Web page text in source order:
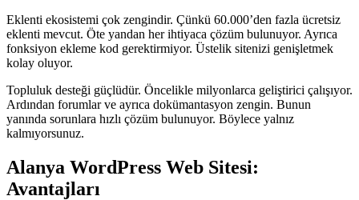
Eklenti ekosistemi çok zengindir. Çünkü 60.000’den fazla ücretsiz
eklenti mevcut. Öte yandan her ihtiyaca çözüm bulunuyor. Ayrıca
fonksiyon ekleme kod gerektirmiyor. Üstelik sitenizi genişletmek
kolay oluyor.
Topluluk desteği güçlüdür. Öncelikle milyonlarca geliştirici çalışıyor.
Ardından forumlar ve ayrıca dokümantasyon zengin. Bunun
yanında sorunlara hızlı çözüm bulunuyor. Böylece yalnız
kalmıyorsunuz.
Alanya WordPress Web Sitesi:
Avantajları